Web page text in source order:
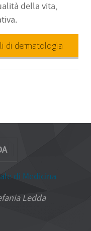
della vita,
di dermatologia
Ledda